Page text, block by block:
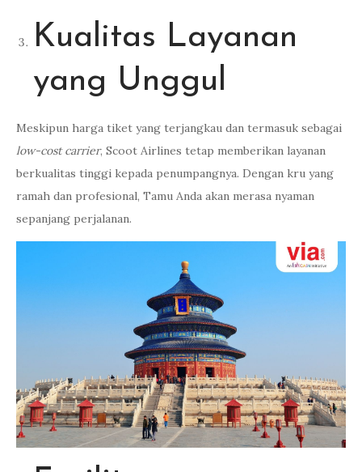
Kualitas Layanan
yang Unggul
Meskipun harga tiket yang terjangkau dan termasuk sebagai
low-cost carrier, Scoot Airlines tetap memberikan layanan
berkualitas tinggi kepada penumpangnya. Dengan kru yang
ramah dan profesional, Tamu Anda akan merasa nyaman
sepanjang perjalanan.